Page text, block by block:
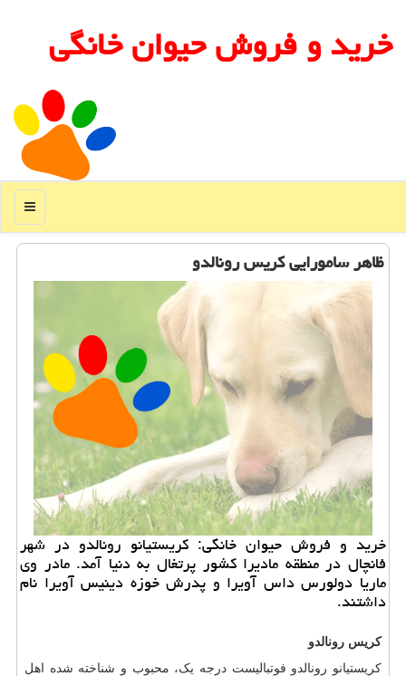
خرید و فروش حیوان خانگی
منو
ظاهر سامورایی كریس رونالدو
خرید و فروش حیوان خانگی: كریستیانو رونالدو در شهر
فانچال در منطقه مادیرا كشور پرتغال به دنیا آمد. مادر وی
ماریا دولورس داس آویرا و پدرش خوزه دینیس آویرا نام
داشتند.
کریس رونالدو
کریستیانو رونالدو فوتبالیست درجه یک، محبوب و شناخته شده اهل